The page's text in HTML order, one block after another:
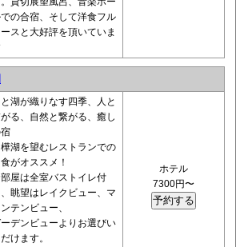
の合宿、そして洋食フル
スと大好評を頂いていま
湖が織りなす四季、人と
る、自然と繋がる、癒し
湖を望むレストランでの
がオススメ！
屋は全室バストイレ付
眺望はレイクビュー、マ
テンビュー、
デンビューよりお選びい
けます。
ホテル
7300円〜